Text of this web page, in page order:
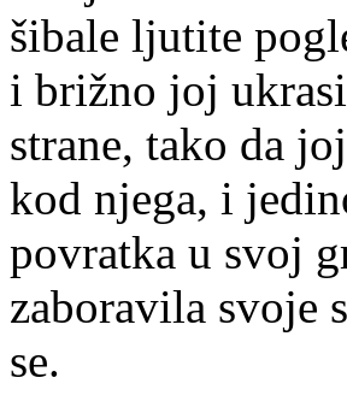
šibale ljutite
i brižno joj
strane, tako da
kod njega, i
povratka u svoj
zaboravila svoje
se.